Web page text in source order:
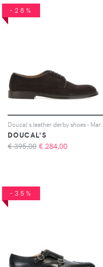
-28%
DOUCAL'S
€ 395,00 € 284,00
-35%